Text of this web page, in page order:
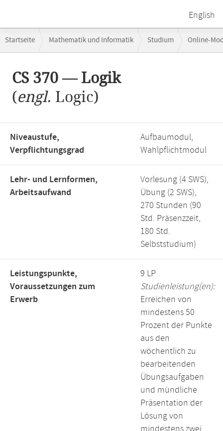
English
Navigation
Startseite Mathematik und Informatik Studium Online-
CS 370 — Logik
(engl. Logic)
Niveaustufe,
Verpflichtungsgrad
Aufbaumodul,
Wahlpflichtmodul
Lehr- und Lernformen,
Arbeitsaufwand
Vorlesung (4 SWS),
Übung (2 SWS),
270 Stunden (90
Std. Präsenzzeit,
180 Std.
Selbststudium)
Leistungspunkte,
Voraussetzungen zum
Erwerb
9 LP
Studienleistung(en):
Erreichen von
mindestens 50
Prozent der Punkte
aus den
wöchentlich zu
bearbeitenden
Übungsaufgaben
und mündliche
Präsentation der
Lösung von